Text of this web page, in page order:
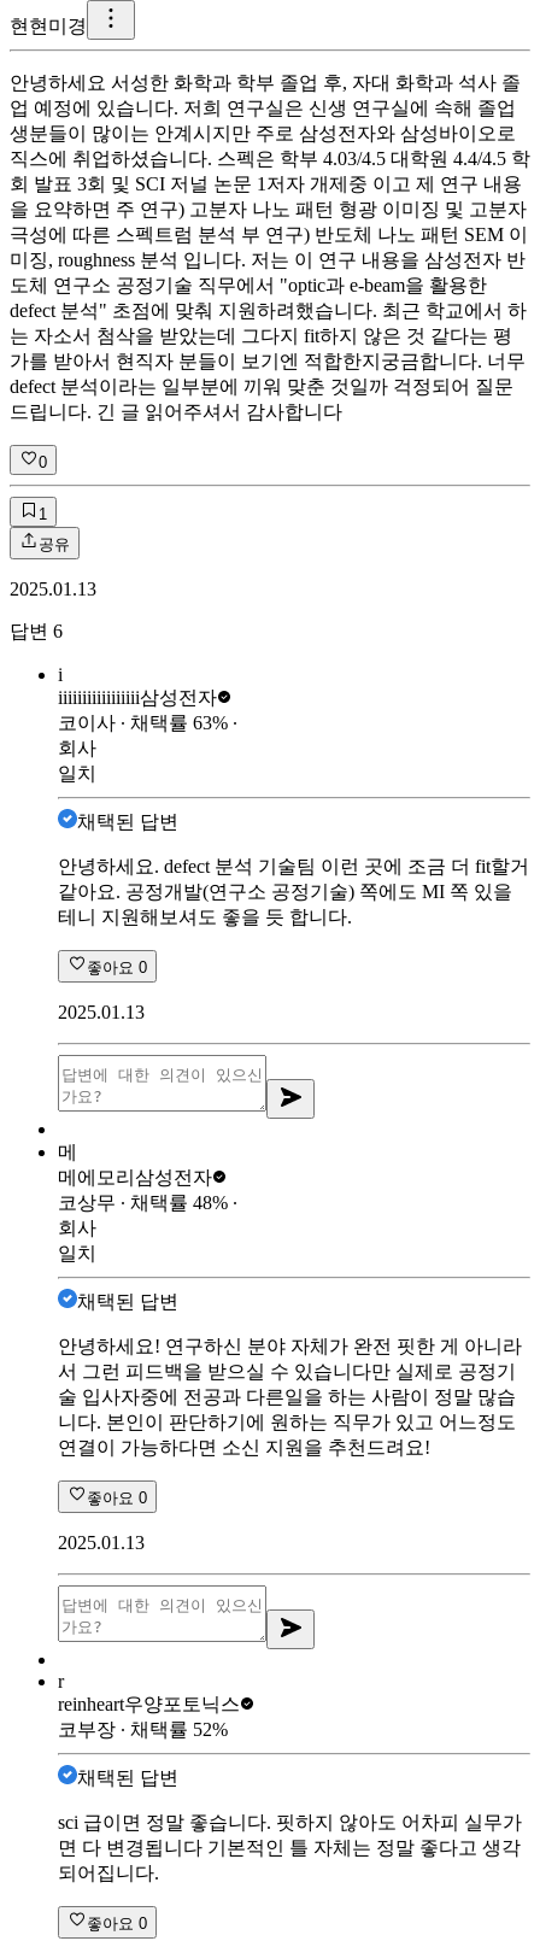
현 현미경
안녕하세요 서성한 화학과 학부 졸업 후, 자대 화학과 석사 졸
업 예정에 있습니다. 저희 연구실은 신생 연구실에 속해 졸업
생분들이 많이는 안계시지만 주로 삼성전자와 삼성바이오로
직스에 취업하셨습니다. 스펙은 학부 4.03/4.5 대학원 4.4/4.5 학
회 발표 3회 및 SCI 저널 논문 1저자 개제중 이고 제 연구 내용
을 요약하면 주 연구) 고분자 나노 패턴 형광 이미징 및 고분자
극성에 따른 스펙트럼 분석 부 연구) 반도체 나노 패턴 SEM 이
미징, roughness 분석 입니다. 저는 이 연구 내용을 삼성전자 반
도체 연구소 공정기술 직무에서 "optic과 e-beam을 활용한
defect 분석" 초점에 맞춰 지원하려했습니다. 최근 학교에서 하
는 자소서 첨삭을 받았는데 그다지 fit하지 않은 것 같다는 평
가를 받아서 현직자 분들이 보기엔 적합한지궁금합니다. 너무
defect 분석이라는 일부분에 끼워 맞춘 것일까 걱정되어 질문
드립니다. 긴 글 읽어주셔서 감사합니다
0
1
공유
2025.01.13
답변 6
i
iiiiiiiiiiiiiiiii삼성전자
코이사 ∙ 채택률 63% ∙
회사
일치
채택된 답변
안녕하세요. defect 분석 기술팀 이런 곳에 조금 더 fit할거
같아요. 공정개발(연구소 공정기술) 쪽에도 MI 쪽 있을
테니 지원해보셔도 좋을 듯 합니다.
좋아요 0
2025.01.13
메
메에모리 삼성전자
코상무 ∙ 채택률 48% ∙
회사
일치
채택된 답변
안녕하세요! 연구하신 분야 자체가 완전 핏한 게 아니라
서 그런 피드백을 받으실 수 있습니다만 실제로 공정기
술 입사자중에 전공과 다른일을 하는 사람이 정말 많습
니다. 본인이 판단하기에 원하는 직무가 있고 어느정도
연결이 가능하다면 소신 지원을 추천드려요!
좋아요 0
2025.01.13
r
reinheart우양포토닉스
코부장 ∙ 채택률 52%
채택된 답변
sci 급이면 정말 좋습니다. 핏하지 않아도 어차피 실무가
면 다 변경됩니다 기본적인 틀 자체는 정말 좋다고 생각
되어집니다.
좋아요 0